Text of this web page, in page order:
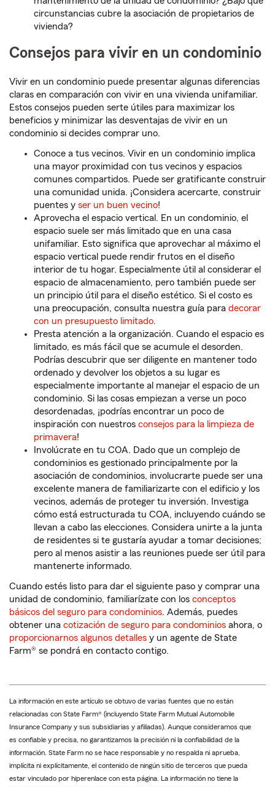
circunstancias cubre la asociación de propietarios de
vivienda?
Consejos para vivir en un condominio
Vivir en un condominio puede presentar algunas diferencias
claras en comparación con vivir en una vivienda unifamiliar.
Estos consejos pueden serte útiles para maximizar los
beneficios y minimizar las desventajas de vivir en un
condominio si decides comprar uno.
Conoce a tus vecinos. Vivir en un condominio implica
una mayor proximidad con tus vecinos y espacios
comunes compartidos. Puede ser gratificante construir
una comunidad unida. ¡Considera acercarte, construir
puentes y ser un buen vecino!
Aprovecha el espacio vertical. En un condominio, el
espacio suele ser más limitado que en una casa
unifamiliar. Esto significa que aprovechar al máximo el
espacio vertical puede rendir frutos en el diseño
interior de tu hogar. Especialmente útil al considerar el
espacio de almacenamiento, pero también puede ser
un principio útil para el diseño estético. Si el costo es
una preocupación, consulta nuestra guía para decorar
con un presupuesto limitado.
Presta atención a la organización. Cuando el espacio es
limitado, es más fácil que se acumule el desorden.
Podrías descubrir que ser diligente en mantener todo
ordenado y devolver los objetos a su lugar es
especialmente importante al manejar el espacio de un
condominio. Si las cosas empiezan a verse un poco
desordenadas, ¡podrías encontrar un poco de
inspiración con nuestros consejos para la limpieza de
primavera!
Involúcrate en tu COA. Dado que un complejo de
condominios es gestionado principalmente por la
asociación de condominios, involucrarte puede ser una
excelente manera de familiarizarte con el edificio y los
vecinos, además de proteger tu inversión. Investiga
cómo está estructurada tu COA, incluyendo cuándo se
llevan a cabo las elecciones. Considera unirte a la junta
de residentes si te gustaría ayudar a tomar decisiones;
pero al menos asistir a las reuniones puede ser útil para
mantenerte informado.
Cuando estés listo para dar el siguiente paso y comprar una
unidad de condominio, familiarízate con los conceptos
básicos del seguro para condominios. Además, puedes
obtener una cotización de seguro para condominios ahora, o
proporcionarnos algunos detalles y un agente de State
Farm® se pondrá en contacto contigo.
La información en este artículo se obtuvo de varias fuentes que no están
relacionadas con State Farm® (incluyendo State Farm Mutual Automobile
Insurance Company y sus subsidiarias y afiliadas). Aunque consideramos que
es confiable y precisa, no garantizamos la precisión ni la confiabilidad de la
información. State Farm no se hace responsable y no respalda ni aprueba,
implícita ni explícitamente, el contenido de ningún sitio de terceros que pueda
estar vinculado por hiperenlace con esta página. La información no tiene la